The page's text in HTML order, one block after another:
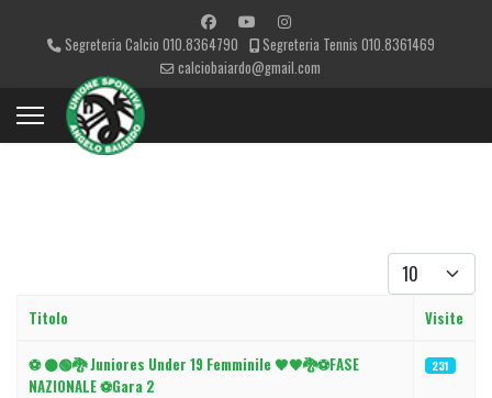
Segreteria Calcio 010.8364790
Segreteria Tennis 010.8361469
calciobaiardo@gmail.com
Visualizza #
Titolo Visite
⚽️ ⚫🟢🐉 Juniores Under 19 Femminile 🖤🖤🐉⚽FASE
NAZIONALE ⚽️Gara 2
231